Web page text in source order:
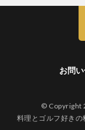
お問
© Copyright
料理とゴルフ好き